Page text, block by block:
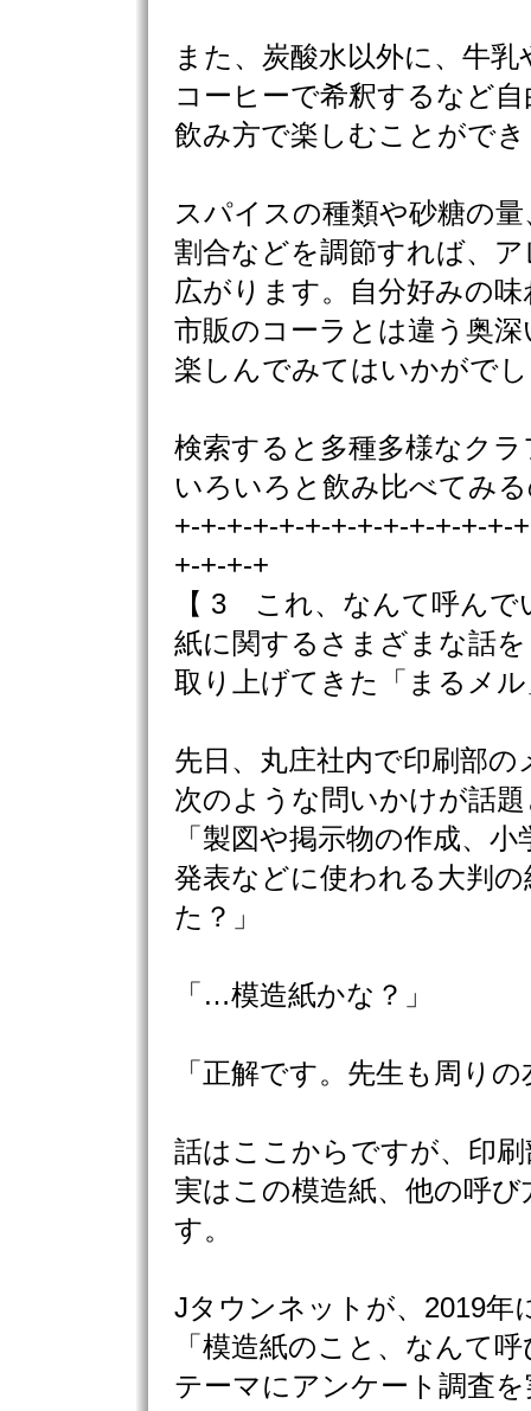
また、炭酸水以外に、牛乳
コーヒーで希釈するなど自
飲み方で楽しむことがで
スパイスの種類や砂糖の
割合などを調節すれば、
広がります。自分好みの
市販のコーラとは違う奥
楽しんでみてはいかがで
検索すると多種多様なク
いろいろと飲み比べてみ
+-+-+-+-+-+-+-+-+-+-+-+-+-
+-+-+-+
【 3 これ、なんて呼んで
紙に関するさまざまな話を
取り上げてきた「まるメル
先日、丸庄社内で印刷部の
次のような問いかけが話
「製図や掲示物の作成、
発表などに使われる大判
た？」
「…模造紙かな？」
「正解です。先生も周り
話はここからですが、印
実はこの模造紙、他の呼
す。
Jタウンネットが、2019年
「模造紙のこと、なんて
テーマにアンケート調査を